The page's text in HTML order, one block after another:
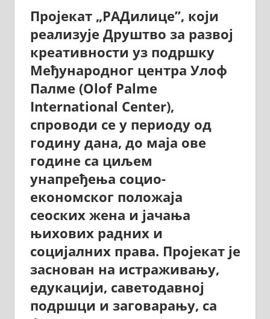
Пројекат „РАДилице”, који
реализује Друштво за развој
креативности уз подршку
Међународног центра Улоф
Палме (Olof Palme
International Center),
спроводи се у периоду од
годину дана, до маја ове
године са циљем
унапређења социо-
економског положаја
сеоских жена и јачања
њихових радних и
социјалних права. Пројекат је
заснован на истраживању,
едукацији, саветодавној
подршци и заговарању, са